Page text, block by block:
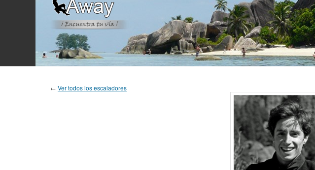
← Ver todos los escaladores